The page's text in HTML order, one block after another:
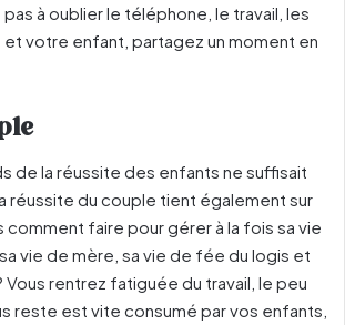
à oublier le téléphone, le travail, les
votre enfant, partagez un moment en
de la réussite des enfants ne suffisait
réussite du couple tient également sur
comment faire pour gérer à la fois sa vie
vie de mère, sa vie de fée du logis et
Vous rentrez fatiguée du travail, le peu
reste est vite consumé par vos enfants,